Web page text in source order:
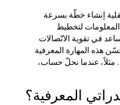
إنشاء خطّة بسرعة
لتخطيط
في تقوية الاتّصالات
هذه المهارة المعرفية
مثلاً، عندما نحلّ حساب،
المعرفية؟